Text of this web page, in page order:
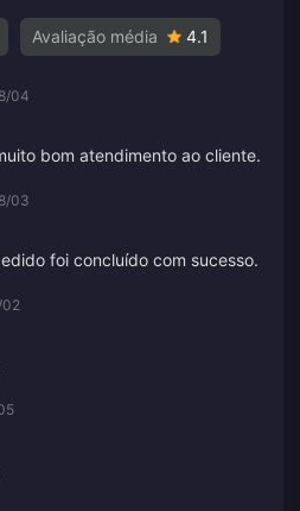
Avaliação média 4.1
04
bom atendimento ao cliente.
03
foi concluído com sucesso.